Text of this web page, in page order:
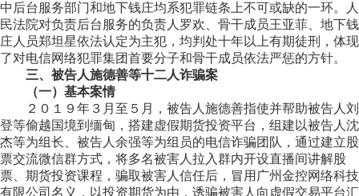
中后台服务部门和地下钱庄均系犯罪链条上不可或缺的一环。人
民法院对负责后台服务的负责人罗欢、骨干成员王亚菲、地下钱
庄人员郑坦星依法认定为主犯，均判处十年以上有期徒刑，体现
了对电信网络犯罪集团首要分子和骨干成员依法严惩的方针。
三、被告人施德善等十二人诈骗案
（一）基本案情
２０１９年３月至５月，被告人施德善指使并帮助被告人刘
登等偷越国境到缅甸，搭建虚假期货投资平台，组建以被告人沈
杰等为组长、被告人余强等为组员的电信诈骗团队，通过建立股
票交流微信群方式，将多名被害人拉入群内开设直播间讲解股
票、期货投资课程，骗取被害人信任后，冒用广州金控网络科技
有限公司名义，以投资期货为由，诱骗被害人向虚假交易平台汇